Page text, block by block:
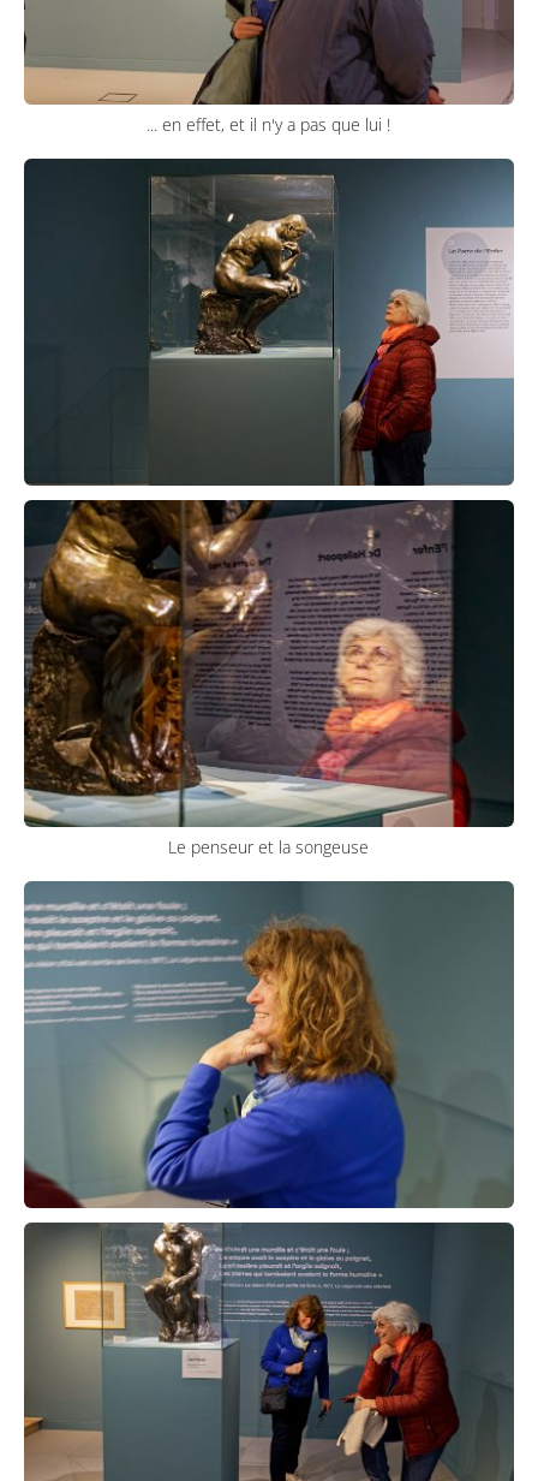
... en effet, et il n'y a pas que lui !
Le penseur et la songeuse